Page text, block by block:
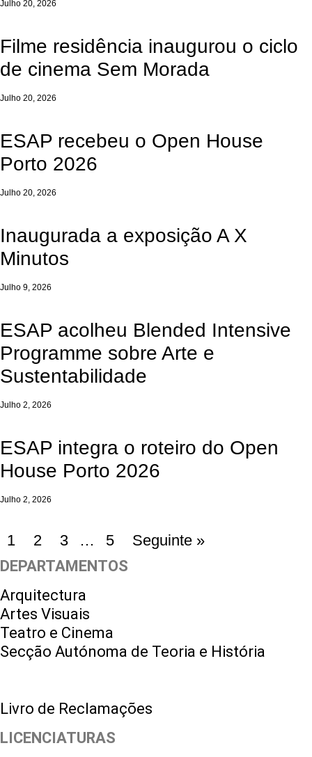
Julho 20, 2026
Filme residência inaugurou o ciclo
de cinema Sem Morada
Julho 20, 2026
ESAP recebeu o Open House
Porto 2026
Julho 20, 2026
Inaugurada a exposição A X
Minutos
Julho 9, 2026
ESAP acolheu Blended Intensive
Programme sobre Arte e
Sustentabilidade
Julho 2, 2026
ESAP integra o roteiro do Open
House Porto 2026
Julho 2, 2026
1 2 3 … 5
Seguinte »
DEPARTAMENTOS
Arquitectura
Artes Visuais
Teatro e Cinema
Secção Autónoma de Teoria e História
Livro de Reclamações
LICENCIATURAS